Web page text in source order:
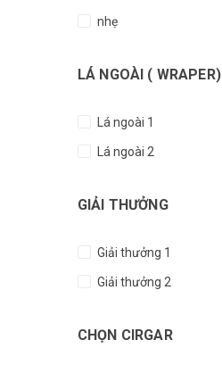
nhẹ
LÁ NGOÀI ( WRAPER)
Lá ngoài 1
Lá ngoài 2
GIẢI THƯỞNG
Giải thưởng 1
Giải thưởng 2
CHỌN CIRGAR